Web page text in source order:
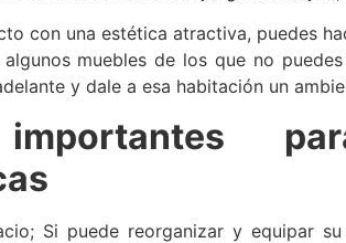
con una estética atractiva, puedes
muebles de los que no
y dale a esa habitación un
Si puede reorganizar y equipar